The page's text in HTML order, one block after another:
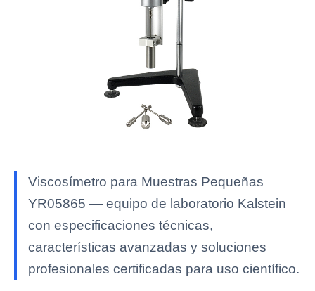
Viscosímetro para Muestras Pequeñas
YR05865 — equipo de laboratorio Kalstein
con especificaciones técnicas,
características avanzadas y soluciones
profesionales certificadas para uso científico.